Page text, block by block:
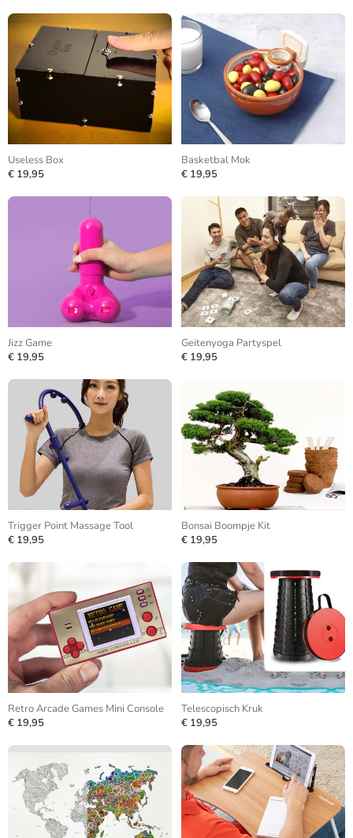
Useless Box
€ 19,95
Basketbal Mok
€ 19,95
Jizz Game
€ 19,95
Geitenyoga Partyspel
€ 19,95
Trigger Point Massage Tool
€ 19,95
Bonsai Boompje Kit
€ 19,95
Retro Arcade Games Mini Console
€ 19,95
Telescopisch Kruk
€ 19,95